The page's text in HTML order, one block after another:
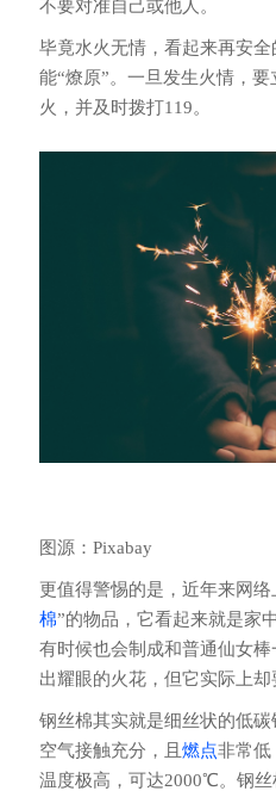
不要对准自己或他人。
毕竟水火无情，看起来再安
能“燎原”。一旦发生火情，
火，并及时拨打119。
图源：Pixabay
更值得警惕的是，近年来网
棉”的物品，它看起来就是家
有时候也会制成和普通仙女
出耀眼的火花，但它实际上却
钢丝棉其实就是细丝状的低
空气接触充分，且 燃点非常低
温度极高，可达2000℃。钢